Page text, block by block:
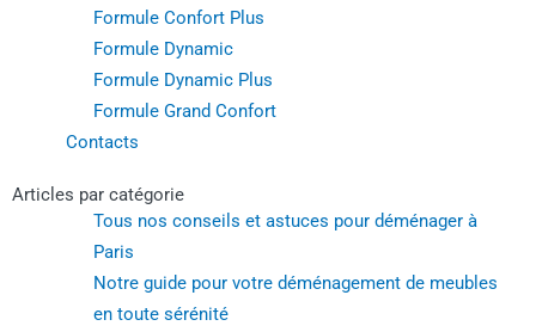
Formule Confort Plus
Formule Dynamic
Formule Dynamic Plus
Formule Grand Confort
Contacts
Articles par catégorie
Tous nos conseils et astuces pour déménager à
Paris
Notre guide pour votre déménagement de meubles
en toute sérénité